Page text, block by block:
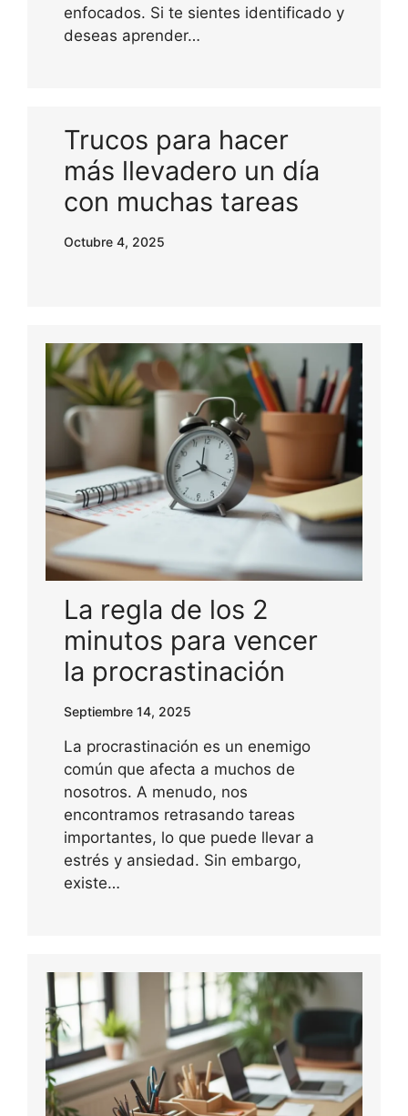
enfocados. Si te sientes identificado y
deseas aprender…
Trucos para hacer
más llevadero un día
con muchas tareas
Octubre 4, 2025
La regla de los 2
minutos para vencer
la procrastinación
Septiembre 14, 2025
La procrastinación es un enemigo
común que afecta a muchos de
nosotros. A menudo, nos
encontramos retrasando tareas
importantes, lo que puede llevar a
estrés y ansiedad. Sin embargo,
existe…